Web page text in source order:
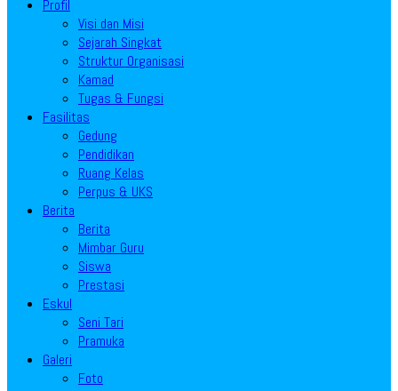
Profil
Visi dan Misi
Sejarah Singkat
Struktur Organisasi
Kamad
Tugas & Fungsi
Fasilitas
Gedung
Pendidikan
Ruang Kelas
Perpus & UKS
Berita
Berita
Mimbar Guru
Siswa
Prestasi
Eskul
Seni Tari
Pramuka
Galeri
Foto